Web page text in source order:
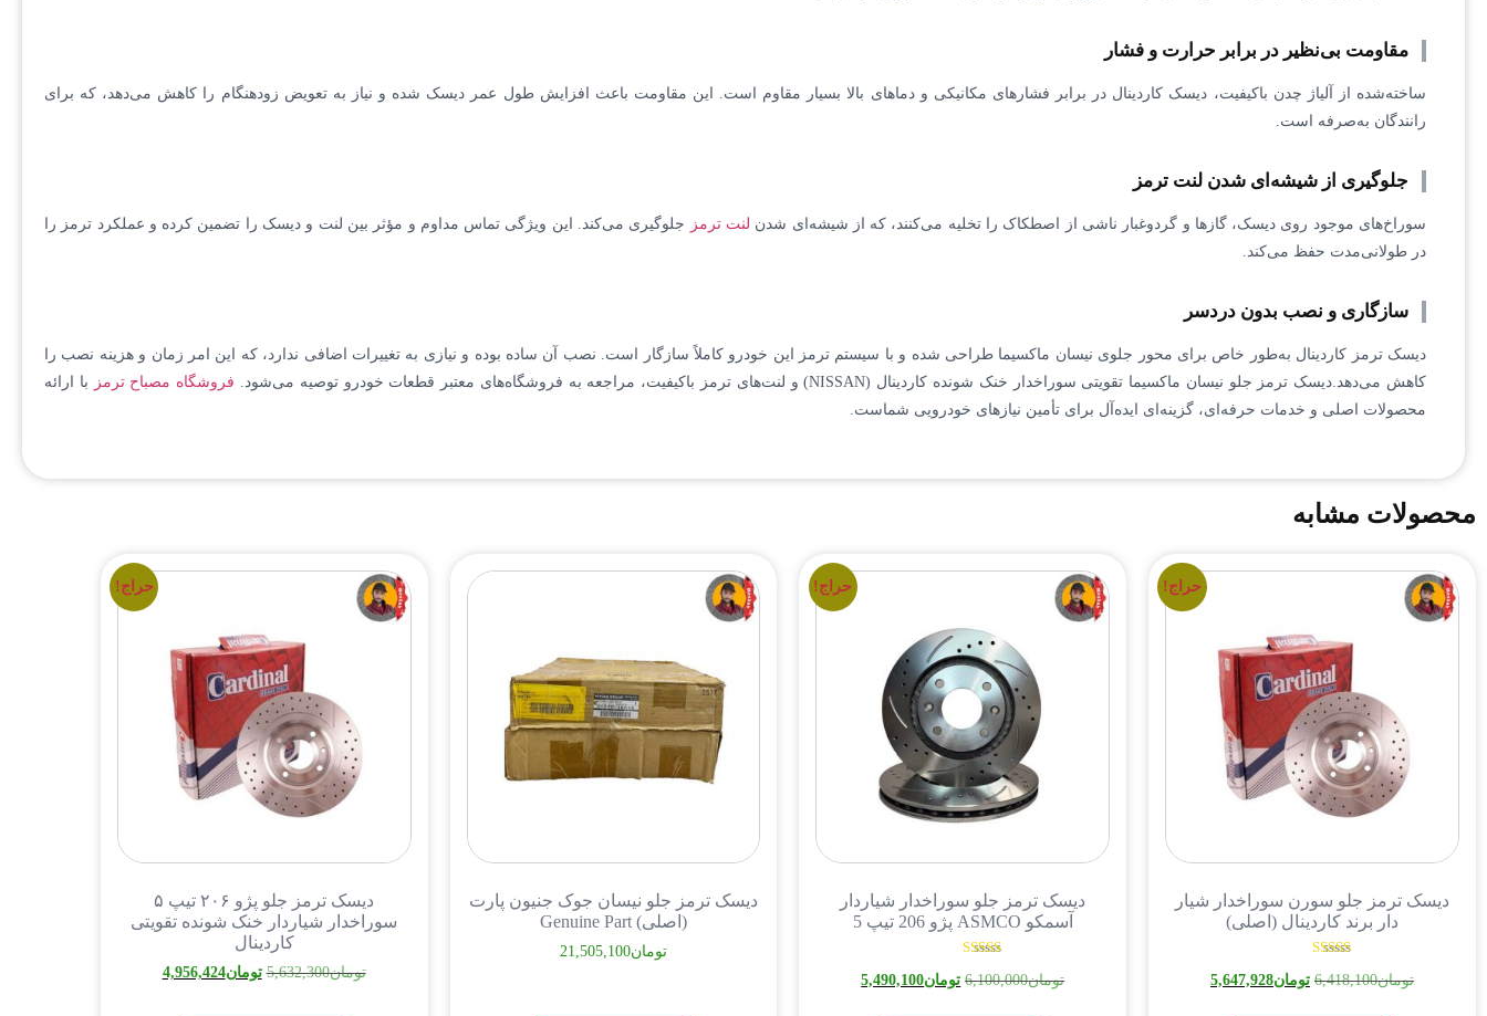
مقاومت بی‌نظیر در برابر حرارت و فشار
ساخته‌شده از آلیاژ چدن باکیفیت، دیسک کاردینال در برابر فشارهای مکانیکی و دماهای بالا بسیار مقاوم است. این مقاومت باعث افزایش طول عمر دیسک شده و نیاز به تعویض زودهنگام را کاهش می‌دهد، که برای
رانندگان به‌صرفه است.
جلوگیری از شیشه‌ای شدن لنت ترمز
سوراخ‌های موجود روی دیسک، گازها و گردوغبار ناشی از اصطکاک را تخلیه می‌کنند، که از شیشه‌ای شدن لنت ترمز
جلوگیری می‌کند. این ویژگی تماس مداوم و مؤثر بین لنت و دیسک را تضمین کرده و عملکرد ترمز را
در طولانی‌مدت حفظ می‌کند.
سازگاری و نصب بدون دردسر
دیسک ترمز کاردینال به‌طور خاص برای محور جلوی نیسان ماکسیما طراحی شده و با سیستم ترمز این خودرو کاملاً سازگار است. نصب آن ساده بوده و نیازی به تغییرات اضافی ندارد، که این امر زمان و هزینه نصب را
کاهش می‌دهد.دیسک ترمز جلو نیسان ماکسیما تقویتی سوراخدار خنک شونده کاردینال (NISSAN) و لنت‌های ترمز باکیفیت، مراجعه به فروشگاه‌های معتبر قطعات خودرو توصیه می‌شود.
فروشگاه مصباح ترمز
با ارائه
محصولات اصلی و خدمات حرفه‌ای، گزینه‌ای ایده‌آل برای تأمین نیازهای خودرویی شماست.
محصولات مشابه
حراج!
دیسک ترمز جلو سورن سوراخدار شیار
دار برند کاردینال (اصلی)
5.00
تومان6,418,100 تومان5,647,928
حراج!
دیسک ترمز جلو سوراخدار شیاردار
آسمکو ASMCO پژو 206 تیپ 5
4.00
تومان6,100,000 تومان5,490,100
دیسک ترمز جلو نیسان جوک جنیون پارت
(اصلی) Genuine Part
تومان21,505,100
حراج!
دیسک ترمز جلو پژو ۲۰۶ تیپ ۵
سوراخدار شیاردار خنک شونده تقویتی
کاردینال
تومان5,632,300 تومان4,956,424